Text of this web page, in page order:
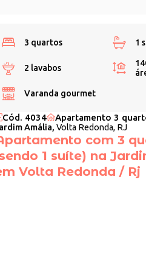
3 quartos 1
2 lavabos
Varanda gourmet
Cód. 4034 Apartamento 3
Amália, Volta Redonda, RJ
com 3
1 suíte) na
Volta Redonda / Rj